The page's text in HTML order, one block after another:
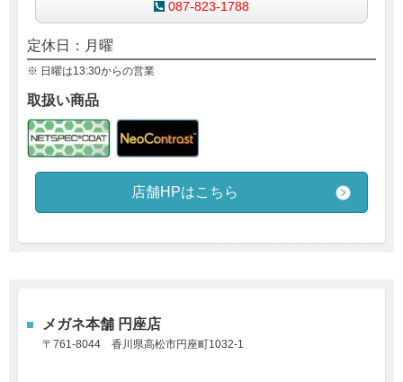
087-823-1788
定休日：月曜
※ 日曜は13:30からの営業
取扱い商品
店舗HPはこちら
メガネ本舗 円座店
〒761-8044 香川県高松市円座町1032-1